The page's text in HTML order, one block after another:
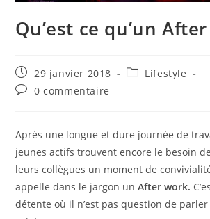
Qu’est ce qu’un
Publication
publiée :
29 janvier 2018
PostLifestyle
Commentaires
publication :
0 commentaire
Après une longue et dure journée de
jeunes actifs trouvent encore le besoin de
leurs collègues un moment de
appelle dans le jargon un After work.
détente où il n’est pas question de